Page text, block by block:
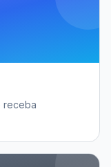
receba